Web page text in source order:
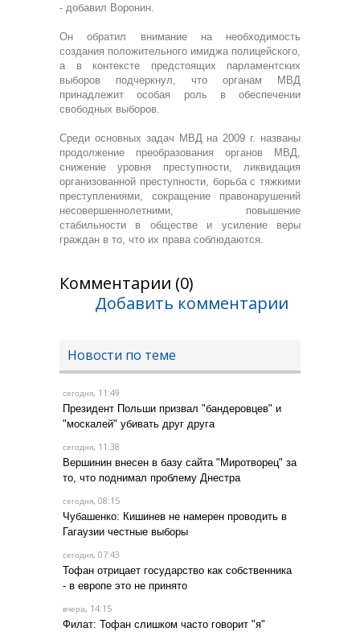
- добавил Воронин.
Он обратил внимание на необходимость
создания положительного имиджа полицейского,
а в контексте предстоящих парламентских
выборов подчеркнул, что органам МВД
принадлежит особая роль в обеспечении
свободных выборов.
Среди основных задач МВД на 2009 г. названы
продолжение преобразования органов МВД,
снижение уровня преступности, ликвидация
организованной преступности, борьба с тяжкими
преступлениями, сокращение правонарушений
несовершеннолетними, повышение
стабильности в обществе и усиление веры
граждан в то, что их права соблюдаются.
Комментарии (0)
Добавить комментарии
Новости по теме
сегодня, 11:49
Президент Польши призвал "бандеровцев" и
"москалей" убивать друг друга
сегодня, 11:38
Вершинин внесен в базу сайта "Миротворец" за
то, что поднимал проблему Днестра
сегодня, 08:15
Чубашенко: Кишинев не намерен проводить в
Гагаузии честные выборы
сегодня, 07:43
Тофан отрицает государство как собственника
- в европе это не принято
вчера, 14:15
Филат: Тофан слишком часто говорит "я"